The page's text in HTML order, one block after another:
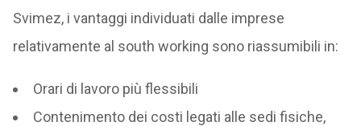
Svimez, i vantaggi individuati dalle imprese
relativamente al south working sono riassumibili in:
Orari di lavoro più flessibili
Contenimento dei costi legati alle sedi fisiche,